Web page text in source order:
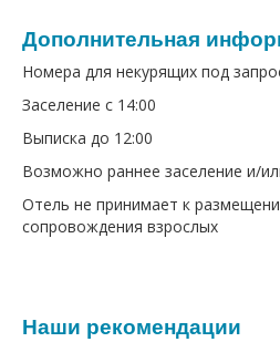
Дополнительная
Номера для некурящих под
Заселение с 14:00
Выписка до 12:00
Возможно раннее заселение и/
Отель не принимает к
сопровождения взрослых
Наши рекомендации